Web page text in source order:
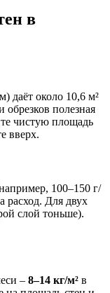
в
даёт около 10,6 м²
полезная
чистую площадь
вверх.
100–150 г/
расход. Для двух
слой тоньше).
– 8–14 кг/м² в